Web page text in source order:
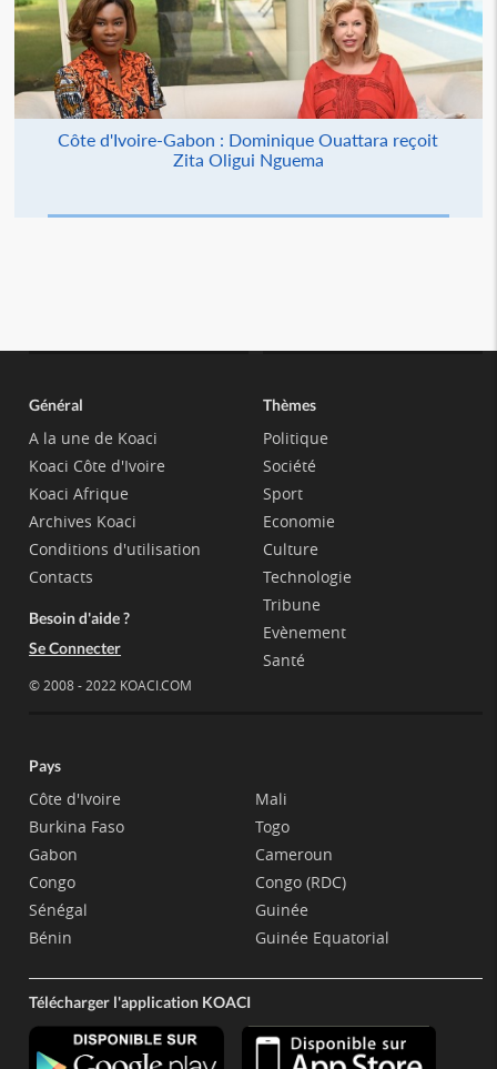
Côte d'Ivoire-Gabon : Dominique Ouattara reçoit
Zita Oligui Nguema
Général
A la une de Koaci
Koaci Côte d'Ivoire
Koaci Afrique
Archives Koaci
Conditions d'utilisation
Contacts
Besoin d'aide ?
Se Connecter
© 2008 - 2022 KOACI.COM
Thèmes
Politique
Société
Sport
Economie
Culture
Technologie
Tribune
Evènement
Santé
Pays
Côte d'Ivoire
Burkina Faso
Gabon
Congo
Sénégal
Bénin
Mali
Togo
Cameroun
Congo (RDC)
Guinée
Guinée Equatorial
Télécharger l'application KOACI